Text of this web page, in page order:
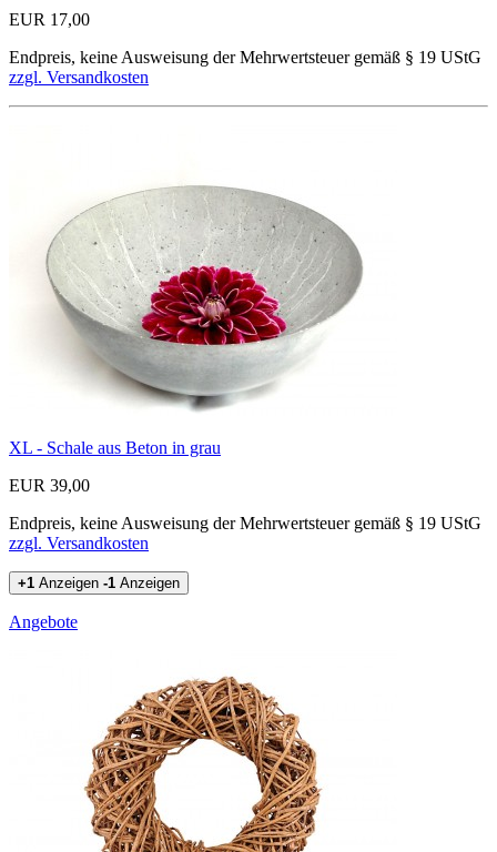
EUR 17,00
Endpreis, keine Ausweisung der Mehrwertsteuer gemäß § 19 UStG
zzgl. Versandkosten
XL - Schale aus Beton in grau
EUR 39,00
Endpreis, keine Ausweisung der Mehrwertsteuer gemäß § 19 UStG
zzgl. Versandkosten
+1 Anzeigen -1 Anzeigen
Angebote